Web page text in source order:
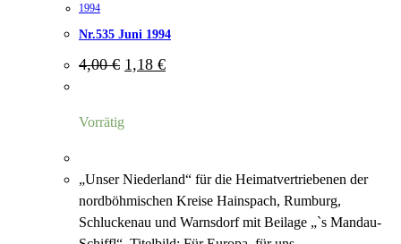
1994
Nr.535 Juni 1994
4,00€ Ursprünglicher
Preis
1,18 €Aktueller
Preis
Vorrätig
„Unser Niederland“ für die Heimatvertriebenen der
nordböhmischen Kreise Hainspach, Rumburg,
Schluckenau und Warnsdorf mit Beilage „`s Mandau-